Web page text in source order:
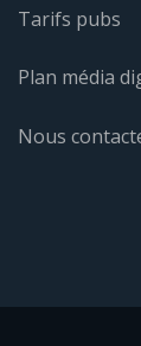
Tarifs pubs
Plan média
Nous